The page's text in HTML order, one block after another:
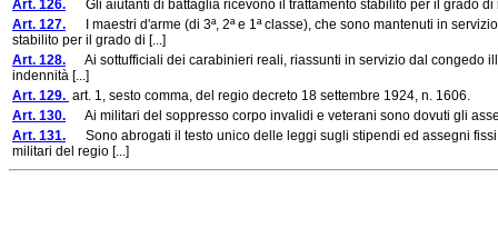
Art. 126. Gli aiutanti di battaglia ricevono il trattamento stabilito per il grado
Art. 127. I maestri d'arme (di 3ª, 2ª e 1ª classe), che sono mantenuti in
stabilito per il grado di [...]
Art. 128. Ai sottufficiali dei carabinieri reali, riassunti in servizio dal congedo
indennità [...]
Art. 129. art. 1, sesto comma, del regio decreto 18 settembre 1924, n. 1606.
Art. 130. Ai militari del soppresso corpo invalidi e veterani sono dovuti gli
Art. 131. Sono abrogati il testo unico delle leggi sugli stipendi ed assegni
militari del regio [...]